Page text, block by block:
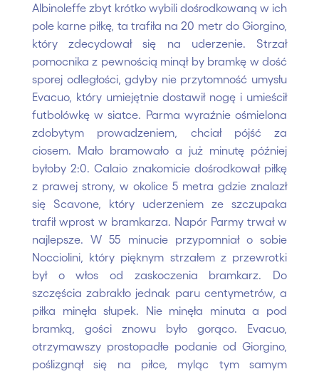
Albinoleffe zbyt krótko wybili dośrodkowaną w ich
pole karne piłkę, ta trafiła na 20 metr do Giorgino,
który zdecydował się na uderzenie. Strzał
pomocnika z pewnością minął by bramkę w dość
sporej odległości, gdyby nie przytomność umysłu
Evacuo, który umiejętnie dostawił nogę i umieścił
futbolówkę w siatce. Parma wyraźnie ośmielona
zdobytym prowadzeniem, chciał pójść za
ciosem. Mało bramowało a już minutę później
byłoby 2:0. Calaio znakomicie dośrodkował piłkę
z prawej strony, w okolice 5 metra gdzie znalazł
się Scavone, który uderzeniem ze szczupaka
trafił wprost w bramkarza. Napór Parmy trwał w
najlepsze. W 55 minucie przypomniał o sobie
Nocciolini, który pięknym strzałem z przewrotki
był o włos od zaskoczenia bramkarz. Do
szczęścia zabrakło jednak paru centymetrów, a
piłka minęła słupek. Nie minęła minuta a pod
bramką, gości znowu było gorąco. Evacuo,
otrzymawszy prostopadłe podanie od Giorgino,
poślizgnął się na piłce, myląc tym samym